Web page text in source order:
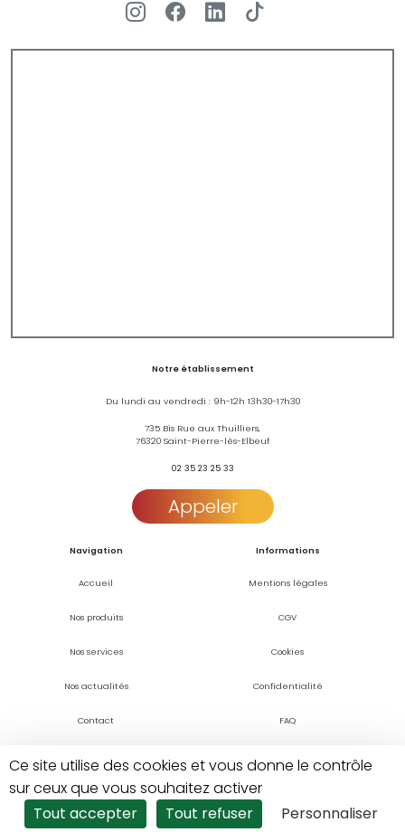
Notre établissement
Du lundi au vendredi : 9h-12h 13h30-17h30
735 Bis Rue aux Thuilliers,
76320 Saint-Pierre-lès-Elbeuf
02 35 23 25 33
Appeler
Navigation
Accueil
Nos produits
Nos services
Nos actualités
Contact
Informations
Mentions légales
CGV
Cookies
Confidentialité
FAQ
Ce site utilise des cookies et vous donne le contrôle
sur ceux que vous souhaitez activer
Tout accepter
Tout refuser Personnaliser